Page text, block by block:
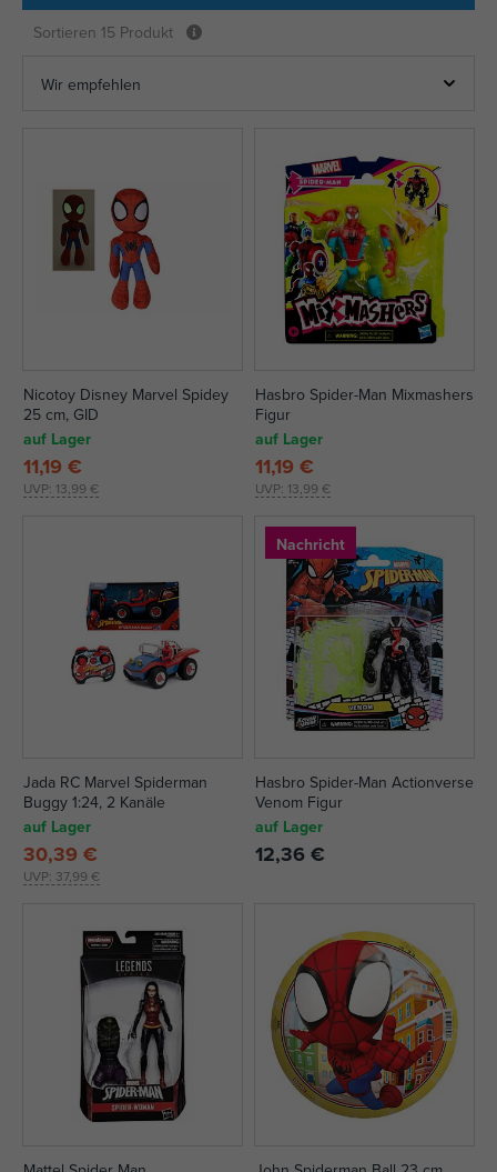
Sortieren 15 Produkt
Nicotoy Disney Marvel Spidey
25 cm, GID
auf Lager
UVP: 13,99 €
11,19 €
Hasbro Spider-Man Mixmashers
Figur
auf Lager
UVP: 13,99 €
11,19 €
Jada RC Marvel Spiderman
Buggy 1:24, 2 Kanäle
auf Lager
UVP: 37,99 €
30,39 €
Nachricht
Hasbro Spider-Man Actionverse
Venom Figur
auf Lager
12,36 €